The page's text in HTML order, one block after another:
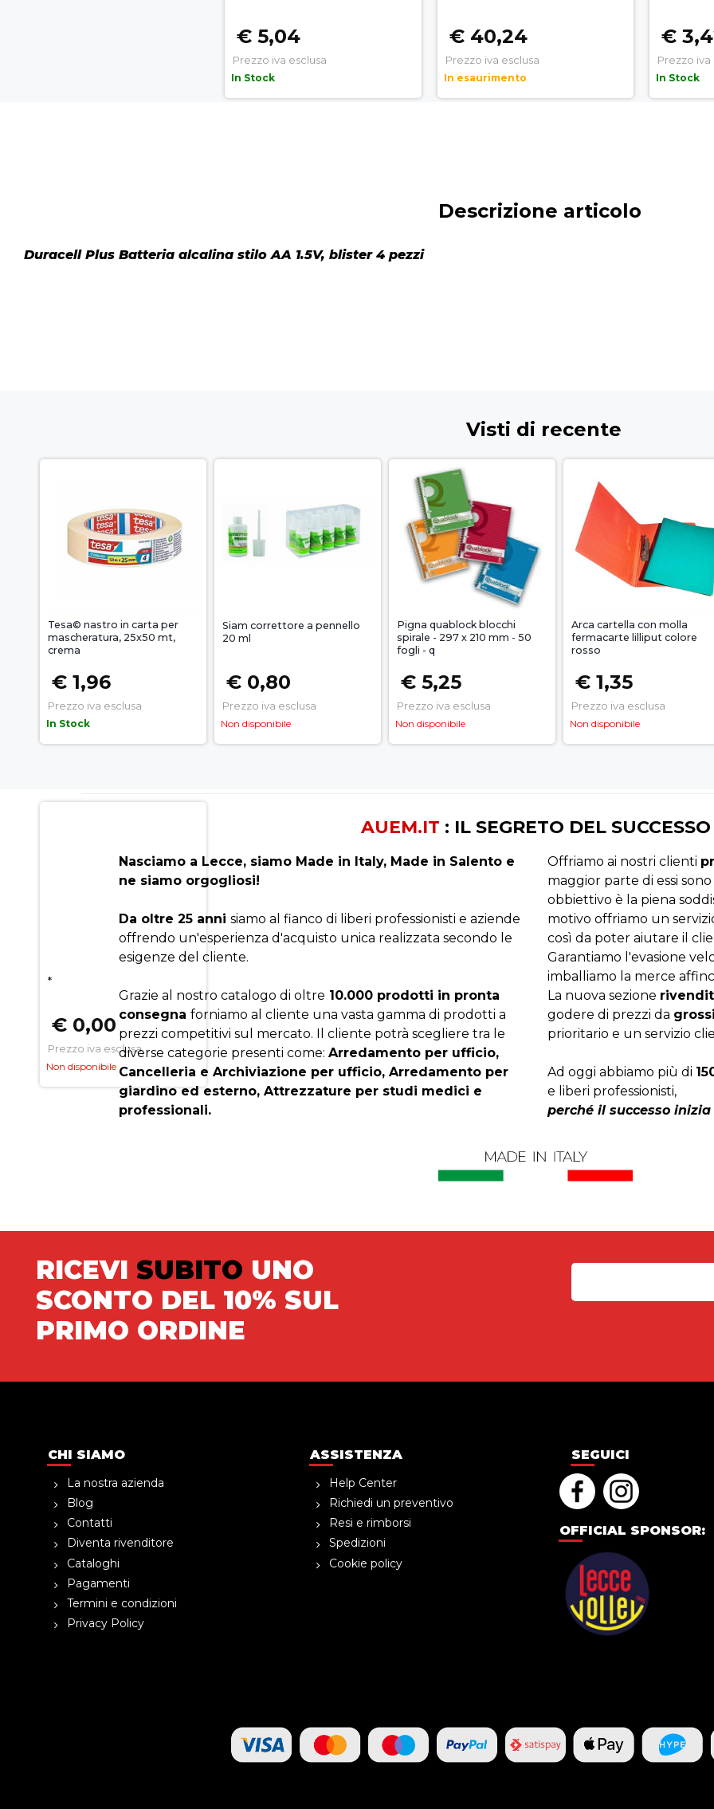
€ 5,04
Prezzo iva esclusa
In Stock
€ 40,24
Prezzo iva esclusa
In esaurimento
€
Prezzo iva
In Stock
Descrizione articolo
Duracell Plus Batteria alcalina stilo AA 1.5V, blister 4 pezzi
Visti di recente
Tesa© nastro in carta per
mascheratura, 25x50 mt,
crema
€ 1,96
Prezzo iva esclusa
In Stock
Siam correttore a pennello
20 ml
€ 0,80
Prezzo iva esclusa
Non disponibile
Pigna quablock blocchi
spirale - 297 x 210 mm - 50
fogli - q
€ 5,25
Prezzo iva esclusa
Non disponibile
Arca cartella con molla
fermacarte lilliput colore
rosso
€ 1,35
Prezzo iva esclusa
Non disponibile
*
€ 0,00
Prezzo iva esclusa
Non disponibile
AUEM.IT : IL SEGRETO DEL SUCCESSO
Nasciamo a Lecce, siamo Made in Italy, Made in Salento e
ne siamo orgogliosi!
Da oltre 25 annisiamo al fianco di liberi professionisti e aziende
offrendo un'esperienza d'acquisto unica realizzata secondo le
esigenze del cliente.
Grazie al nostro catalogo di oltre 10.000 prodotti in pronta
consegnaforniamo al cliente una vasta gamma di prodotti a
prezzi competitivi sul mercato. Il cliente potrà scegliere tra le
diverse categorie presenti come:Arredamento per ufficio,
Cancelleria e Archiviazione per ufficio, Arredamento per
giardino ed esterno, Attrezzature per studi medici e
professionali.
Offriamo ai nostri clienti
maggior parte di essi sono
obbiettivo è la piena
motivo offriamo un
così da poter aiutare il
Garantiamo l'evasione
imballiamo la merce
La nuova sezione
godere di prezzi da
prioritario e un servizio
Ad oggi abbiamo più di
e liberi professionisti,
perché il successo
RICEVI SUBITO UNO
SCONTO DEL 10% SUL
PRIMO ORDINE
CHI SIAMO
La nostra azienda
Blog
Contatti
Diventa rivenditore
Cataloghi
Pagamenti
Termini e condizioni
Privacy Policy
ASSISTENZA
Help Center
Richiedi un preventivo
Resi e rimborsi
Spedizioni
Cookie policy
SEGUICI
OFFICIAL SPONSOR: